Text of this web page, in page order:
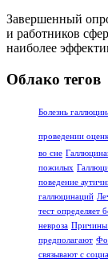
Завершенный
и работников
наиболее
Облако тегов
Болезнь
проведении
во сне
пожилых
поведение
галлюцинаций
тест определяет
невроза Причины
предполагают
связывают с